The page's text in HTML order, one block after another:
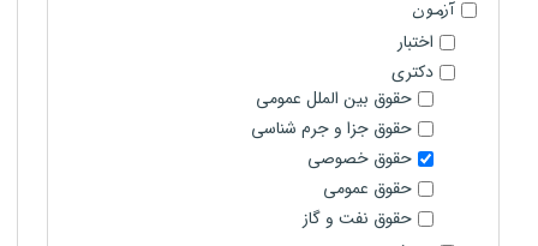
آزمون
اختبار
دکتری
حقوق بین الملل عمومی
حقوق جزا و جرم شناسی
حقوق خصوصی
حقوق عمومی
حقوق نفت و گاز